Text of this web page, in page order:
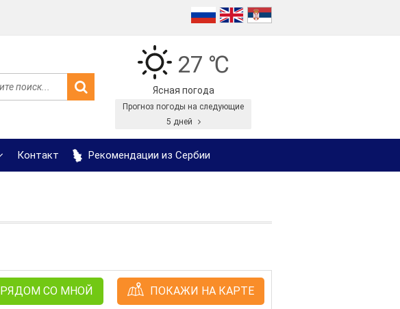
27 ℃
Ясная погода
Прогноз погоды на следующие
5 дней
Контакт Рекомендации из Сербии
РЯДОМ СО МНОЙ ПОКАЖИ НА КАРТЕ